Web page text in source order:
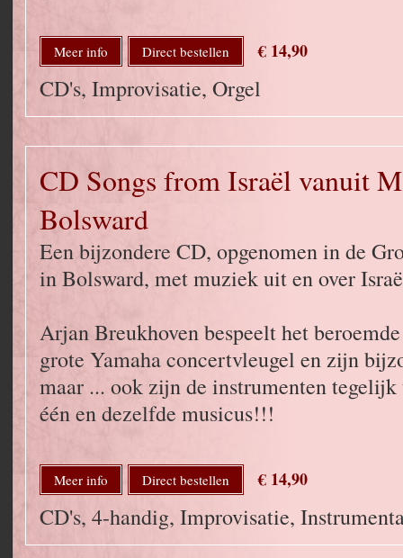
Meer info Direct bestellen € 14,90
CD's, Improvisatie, Orgel
CD Songs from Israël vanuit
Bolsward
Een bijzondere CD, opgenomen in de
in Bolsward, met muziek uit en over
Arjan Breukhoven bespeelt het
grote Yamaha concertvleugel en zijn
maar ... ook zijn de instrumenten
één en dezelfde musicus!!!
Meer info Direct bestellen € 14,90
CD's, 4-handig, Improvisatie,